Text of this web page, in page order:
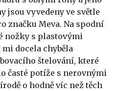
jsou vyvedeny ve světle
značku Meva. Na spodní
nožky s plastovými
docela chyběla
štelování, které
časté potíže s nerovnými
o hodně víc než těch